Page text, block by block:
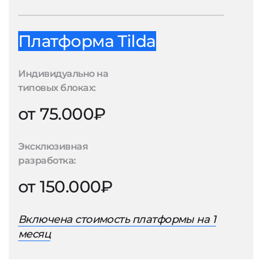
Платформа Tilda
Индивидуально на
типовых блоках:
от 75.000₽
Эксклюзивная
разработка:
от 150.000₽
Включена стоимость платформы на 1
месяц